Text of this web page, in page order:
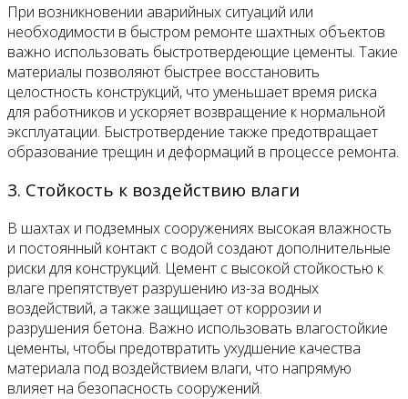
При возникновении аварийных ситуаций или
необходимости в быстром ремонте шахтных объектов
важно использовать быстротвердеющие цементы. Такие
материалы позволяют быстрее восстановить
целостность конструкций, что уменьшает время риска
для работников и ускоряет возвращение к нормальной
эксплуатации. Быстротвердение также предотвращает
образование трещин и деформаций в процессе ремонта.
3. Стойкость к воздействию влаги
В шахтах и подземных сооружениях высокая влажность
и постоянный контакт с водой создают дополнительные
риски для конструкций. Цемент с высокой стойкостью к
влаге препятствует разрушению из-за водных
воздействий, а также защищает от коррозии и
разрушения бетона. Важно использовать влагостойкие
цементы, чтобы предотвратить ухудшение качества
материала под воздействием влаги, что напрямую
влияет на безопасность сооружений.